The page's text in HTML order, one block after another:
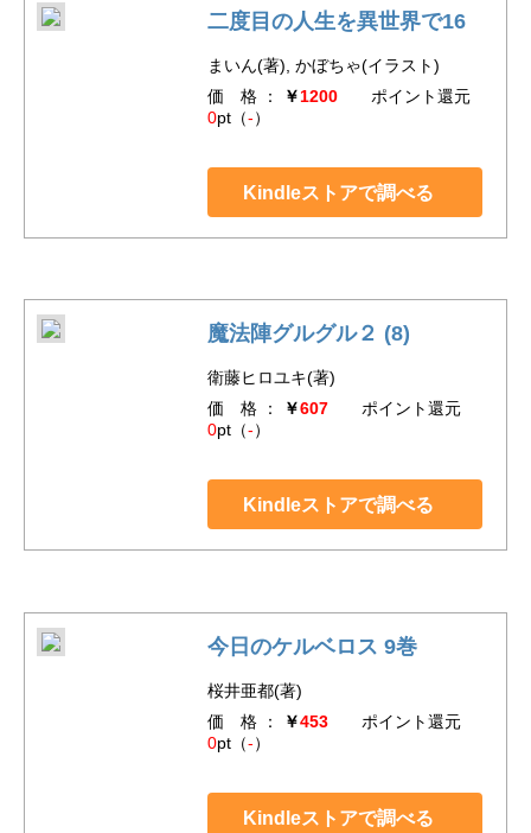
二度目の人生を異世界で16
まいん(著), かぼちゃ(イラスト)
価 格 ：
￥1200ポイント還元
0pt（-）
Kindleストアで調べる
魔法陣グルグル２ (8)
衛藤ヒロユキ(著)
価 格 ：
￥607ポイント還元
0pt（-）
Kindleストアで調べる
今日のケルベロス 9巻
桜井亜都(著)
価 格 ：
￥453ポイント還元
0pt（-）
Kindleストアで調べる